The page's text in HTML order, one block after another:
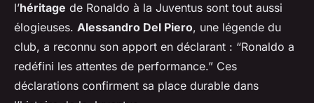
l’héritage de Ronaldo à la Juventus sont tout aussi
élogieuses. Alessandro Del Piero, une légende du
club, a reconnu son apport en déclarant : “Ronaldo a
redéfini les attentes de performance.” Ces
déclarations confirment sa place durable dans